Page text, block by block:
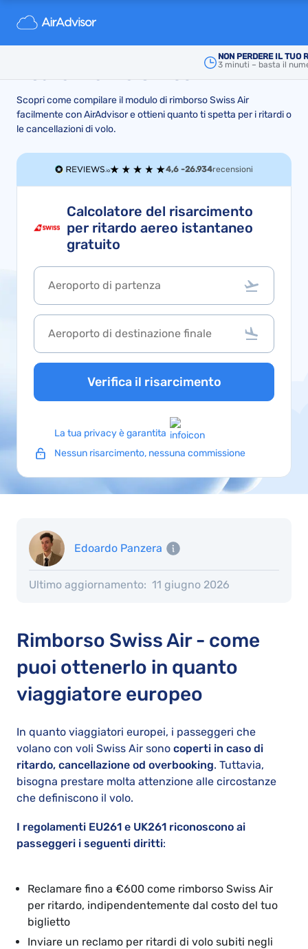
NON PERDERE IL TUO
3 minuti – basta il
Volo in ritardo? Ottieni fino a
€600 di rimborso e
Swiss Air
Scopri come compilare il modulo di rimborso Swiss Air
facilmente con AirAdvisor e ottieni quanto ti spetta per i ritardi o
le cancellazioni di volo.
4,6 -26.934recensioni
Calcolatore del risarcimento
per ritardo aereo istantaneo
gratuito
Verifica il risarcimento
La tua privacy è garantita
Nessun risarcimento, nessuna commissione
Edoardo Panzera
Ultimo aggiornamento: 11 giugno 2026
Rimborso Swiss Air - come
puoi ottenerlo in quanto
viaggiatore europeo
In quanto viaggiatori europei, i passeggeri che
volano con voli Swiss Air sono coperti in caso di
ritardo, cancellazione od overbooking. Tuttavia,
bisogna prestare molta attenzione alle circostanze
che definiscono il volo.
I regolamenti EU261 e UK261 riconoscono ai
passeggeri i seguenti diritti:
Reclamare fino a €600 come rimborso Swiss Air
per ritardo, indipendentemente dal costo del tuo
biglietto
Inviare un reclamo per ritardi di volo subiti negli